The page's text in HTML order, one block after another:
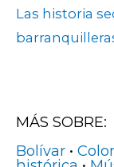
Las historia
MÁS SOBRE:
Bolívar •